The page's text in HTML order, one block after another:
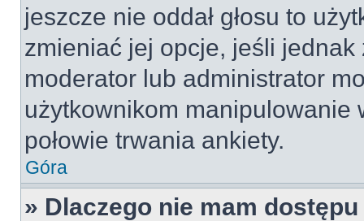
jeszcze nie oddał głosu to
zmieniać jej opcje, jeśli jednak
moderator lub administrator
użytkownikom manipulowanie
połowie trwania ankiety.
Góra
» Dlaczego nie mam